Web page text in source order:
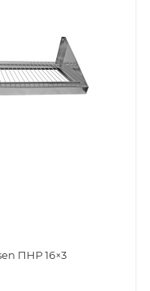
ПНР 16×3